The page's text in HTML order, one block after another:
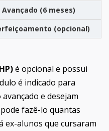
Avançado (6 meses)
(opcional)
é opcional e possui
é indicado para
e desejam
fazê-lo quantas
ex-alunos que cursaram